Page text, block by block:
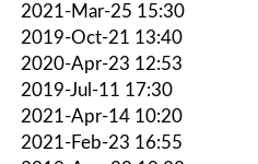
2021-Mar-25 15:30
2019-Oct-21 13:40
2020-Apr-23 12:53
2019-Jul-11 17:30
2021-Apr-14 10:20
2021-Feb-23 16:55